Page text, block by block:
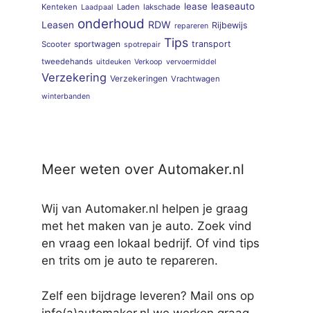
Kenteken Laadpaal Laden lakschade lease leaseauto
Leasen onderhoud RDW repareren Rijbewijs
Scooter sportwagen spotrepair Tips transport
tweedehands uitdeuken Verkoop vervoermiddel
Verzekering Verzekeringen Vrachtwagen
winterbanden
Meer weten over Automaker.nl
Wij van Automaker.nl helpen je graag
met het maken van je auto. Zoek vind
en vraag een lokaal bedrijf. Of vind tips
en trits om je auto te repareren.
Zelf een bijdrage leveren? Mail ons op